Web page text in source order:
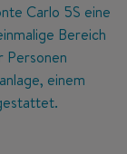
Carlo 5S eine
Bereich
Personen
einem